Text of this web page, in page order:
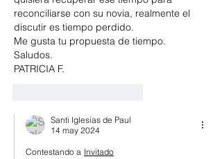
reconciliarse con su novia, realmente el
discutir es tiempo perdido.
Me gusta tu propuesta de tiempo.
Saludos.
PATRICIA F.
Santi Iglesias de Paul
14 may 2024
Contestando a Invitado